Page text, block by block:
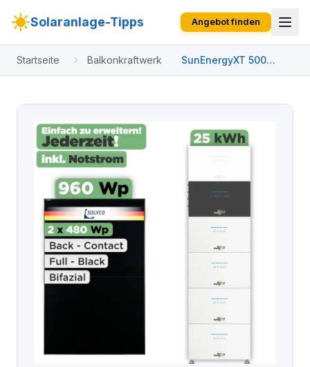
Solaranlage-Tipps Angebot finden
Startseite Balkonkraftwerk
SunEnergyXT 500
Modulset 960 Wp
W) / 25 kWh / Solyco